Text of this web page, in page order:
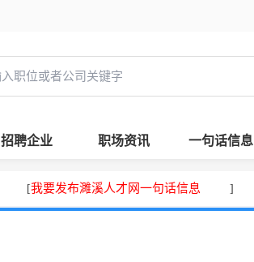
招聘企业 职场资讯 一句话信息
[我要发布濉溪人才网一句话信息 ]